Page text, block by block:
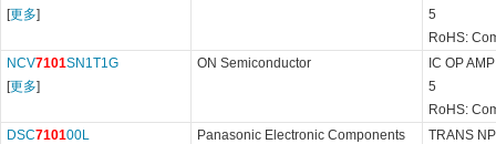
[更多]
5
RoHS:
NCV7101SN1T1G
[更多]
ON Semiconductor
IC OP
5
RoHS:
DSC710100L
Panasonic Electronic Components
TRANS